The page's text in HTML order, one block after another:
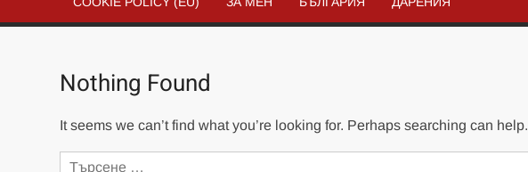
Nothing Found
It seems we can’t find what you’re looking for. Perhaps searching can help.